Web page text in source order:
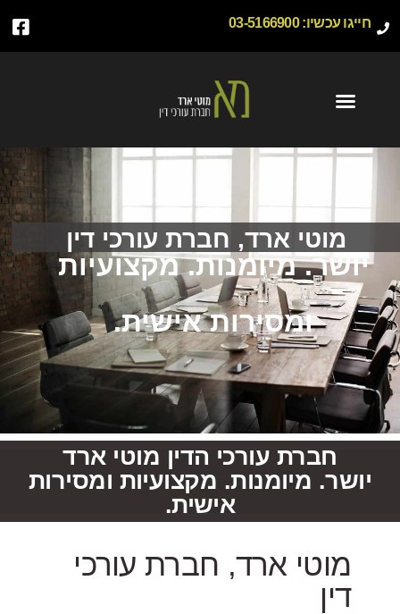
חייגו עכשיו:03-5166900
מוטי ארד, חברת עורכי דין
יושר. מיומנות. מקצועיות
ומסירות אישית.
חברת עורכי הדין מוטי ארד
יושר. מיומנות. מקצועיות ומסירות
אישית.
מוטי ארד, חברת עורכי
דין